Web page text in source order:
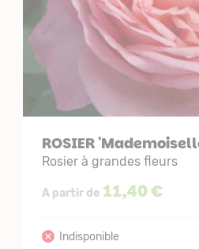
ROSIER
Rosier à grandes fleurs
A partir de 11,40 €